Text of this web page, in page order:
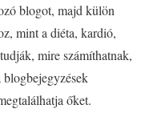
blogot, majd külön
mint a diéta, kardió,
mire számíthatnak,
őket.